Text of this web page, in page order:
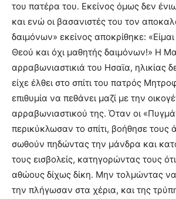
του πατέρα του. Εκείνος όμως δεν
και ενώ οι βασανιστές του τον
δαιμόνων» εκείνος αποκρίθηκε:
Θεού και όχι μαθητής δαιμόνων!» Η
αρραβωνιαστικιά του Ησαϊα, ηλικίας
είχε έλθει στο σπίτι του πατρός
επιθυμία να πεθάνει μαζί με την
αρραβωνιαστικού της. Όταν οι
περικύκλωσαν το σπίτι, βοήθησε τους
σωθούν πηδώντας την μάνδρα και
τους εισβολείς, κατηγορώντας τους
αθώους δίχως δίκη. Μην τολμώντας
την πλήγωσαν στα χέρια, και της